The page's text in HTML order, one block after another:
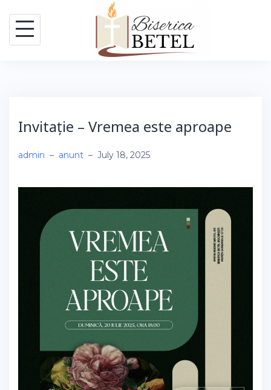
content
Invitație – Vremea este aproape
admin – anunt – July 18, 2025